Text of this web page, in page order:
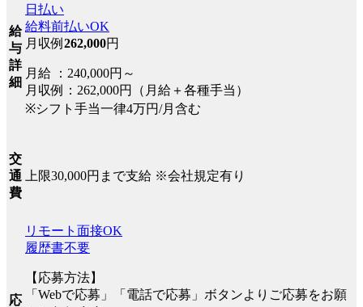
給
与
詳
細
日払い
給料前払いOK
月収例 262,000円
月給 ：240,000円～
月収例：262,000円（月給＋各種手当）
※シフト手当一律4万円/月含む
交
通
費
上限30,000円まで支給 ※会社規定有り
応
リモート面接OK
履歴書不要
【応募方法】
「Webで応募」「電話で応募」ボタンよりご応募をお願